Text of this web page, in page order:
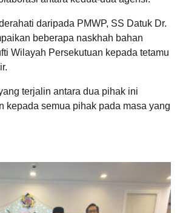
daripada PMWP, SS Datuk Dr.
beberapa naskhah bahan
Wilayah Persekutuan kepada tetamu
terjalin antara dua pihak ini
kepada semua pihak pada masa yang